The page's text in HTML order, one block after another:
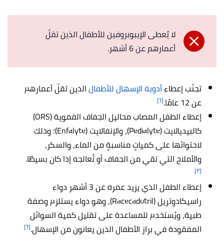
لا يُعطى الإيبوبروفين للأطفال الذين تقلّ
أعمارهم عن 6 أشهر.
تجنّب إعطاءأدوية الإسهال للأطفالالذين تقلّ أعمارهم
عن 12 عامًا.
[٦]
إعطاء الطفل المصاب محاليل الجفاف الفموية (ORS)
كالبيديالايت (Pedialyte)، والإنفالايت (Enfalyte)؛ وذلك
لاحتوائها على كمياتٍ مناسبةٍ من الماء، والسكر،
والأملاح التي تقي من الجفاف أو تُعالجه إذا كان بسيطًا.
[٢]
إعطاء الطفل الذي يزيد عمره عن 3 أشهر دواء
راسيكادوتريل (Racecadotril)، وهو دواء يستلزم وصفة
طبية، ويُستخدم للمساعدة على تقليل كمية السوائل
المفقودة في براز الأطفال الذين يعانون من الإسهال.[٦]